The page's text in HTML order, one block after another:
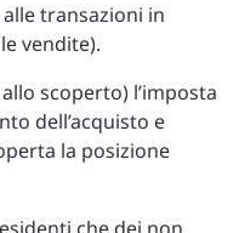
alle transazioni in
vendite).
scoperto) l’imposta
dell’acquisto e
la posizione